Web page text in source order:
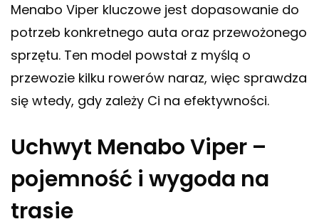
Menabo Viper kluczowe jest dopasowanie do
potrzeb konkretnego auta oraz przewożonego
sprzętu. Ten model powstał z myślą o
przewozie kilku rowerów naraz, więc sprawdza
się wtedy, gdy zależy Ci na efektywności.
Uchwyt Menabo Viper –
pojemność i wygoda na
trasie